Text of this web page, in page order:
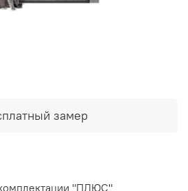
замер
"ПЛЮС"